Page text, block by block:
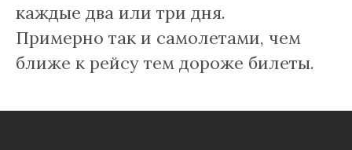
каждые два или три дня.
Примерно так и самолетами, чем
ближе к рейсу тем дороже билеты.